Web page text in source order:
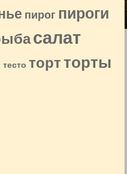
пирог пироги
салат
тесто торт торты